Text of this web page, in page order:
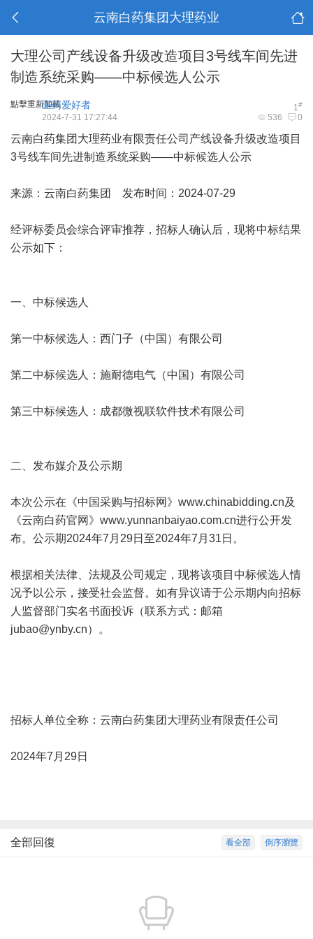
云南白药集团大理药业
大理公司产线设备升级改造项目3号线车间先进
制造系统采购——中标候选人公示
點擊重新加載 1#
医药爱好者
536 0
2024-7-31 17:27:44
云南白药集团大理药业有限责任公司产线设备升级改造项目
3号线车间先进制造系统采购——中标候选人公示
来源：云南白药集团 发布时间：2024-07-29
经评标委员会综合评审推荐，招标人确认后，现将中标结果
公示如下：
一、中标候选人
第一中标候选人：西门子（中国）有限公司
第二中标候选人：施耐德电气（中国）有限公司
第三中标候选人：成都微视联软件技术有限公司
二、发布媒介及公示期
本次公示在《中国采购与招标网》 www.chinabidding.cn及
《云南白药官网》 www.yunnanbaiyao.com.cn进行公开发
布。公示期2024年7月29日至2024年7月31日。
根据相关法律、法规及公司规定，现将该项目中标候选人情
况予以公示，接受社会监督。如有异议请于公示期内向招标
人监督部门实名书面投诉（联系方式：邮箱
jubao@ynby.cn）。
招标人单位全称：云南白药集团大理药业有限责任公司
2024年7月29日
倒序瀏覽
看全部
全部回復